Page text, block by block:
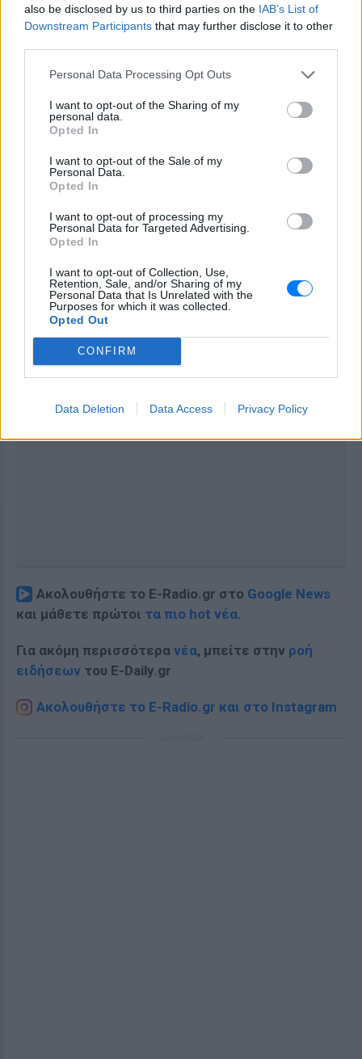
also be disclosed by us to third parties on the IAB’s List of
Downstream Participants that may further disclose it to other
Personal Data Processing Opt Outs
I want to opt-out of the Sharing of my
personal data.
Opted In
I want to opt-out of the Sale of my
Personal Data.
Opted In
I want to opt-out of processing my
Personal Data for Targeted Advertising.
Opted In
I want to opt-out of Collection, Use,
Retention, Sale, and/or Sharing of my
Personal Data that Is Unrelated with the
Purposes for which it was collected.
Opted Out
CONFIRM
Data Deletion Data Access Privacy Policy
ΔΙΑΒΑΣΤΕ ΑΚΟΜΗ
«Κύριε Βασιλακόπουλε, σε
καμία Ελλάδα δεν χρωστάει
Αντετοκούνμπο»
ΠΡΙΝ 411 ΕΒΔΟΜΆΔΕΣ
ΔΙΑΦΗΜΙΣΗ
Ακολουθήστε το E-Radio.gr στο Google News
και μάθετε πρώτοι τα πιο hot νέα.
Για ακόμη περισσότερα νέα, μπείτε στην ροή
ειδήσεων του E-Daily.gr
Ακολουθήστε το E-Radio.gr και στο Instagram